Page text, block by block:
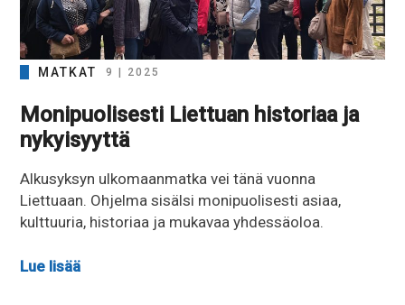
MATKAT 9 | 2025
Monipuolisesti Liettuan historiaa ja
nykyisyyttä
Alkusyksyn ulkomaanmatka vei tänä vuonna
Liettuaan. Ohjelma sisälsi monipuolisesti asiaa,
kulttuuria, historiaa ja mukavaa yhdessäoloa.
Lue lisää